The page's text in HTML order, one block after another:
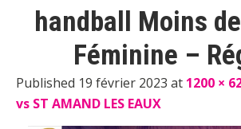
handball Moins
Féminine –
Published 19 février 2023 at 1200 ×
vs ST AMAND LES EAUX